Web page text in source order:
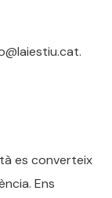
es converteix
Ens